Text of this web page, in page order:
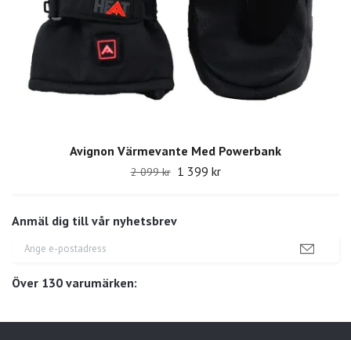
Anmäl dig till vår nyhetsbrev
Över 130 varumärken:
Avignon Värmevante Med Powerbank
2 099 kr 1 399 kr